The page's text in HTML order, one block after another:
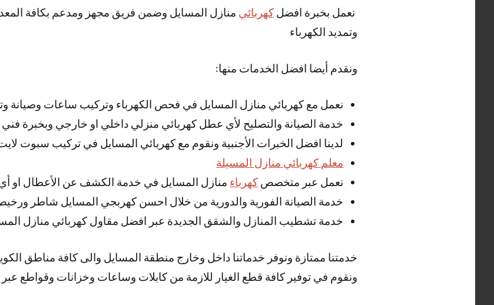
نعمل بخبرة افضل كهربائي منازل المسايل وضمن فريق مجهز ومدعم بكافة
وتمديد الكهرباء
ونقدم أيضا افضل الخدمات منها:
نعمل مع كهربائي منازل المسايل في فحص الكهرباء وتركيب ساعات وصيانة
خدمة الصيانة والتصليح لأي عطل كهربائي منزلي داخلي او خارجي وبخبرة فني
لدينا افضل الخبرات الأجنبية ونقوم مع كهربائي المسايل في تركيب سبوت
معلم كهربائي منازل المسيلة
نعمل عبر متخصص كهرباء منازل المسايل في خدمة الكشف عن الأعطال او
خدمة الصيانة الفورية والدورية من خلال احسن كهربجي المسايل شاطر
خدمة تشطيب المنازل والشقق الجديدة عبر افضل مقاول كهربائي منازل
خدمتنا ممتازة ونوفر خدماتنا داخل وخارج منطقة المسايل والى كافة مناطق
ونقوم في توفير كافة قطع الغيار للازمة من كابلات وساعات وخزانات وقواطع